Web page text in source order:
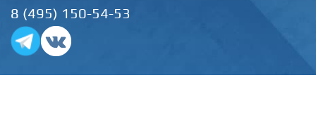
8 (495) 150-54-53